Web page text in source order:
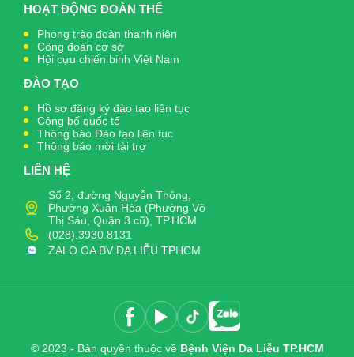
HOẠT ĐỘNG ĐOÀN THỂ
Phong trào đoàn thanh niên
Công đoàn cơ sở
Hội cựu chiến binh Việt Nam
ĐÀO TẠO
Hồ sơ đăng ký đào tạo liên tục
Công bố quốc tế
Thông báo Đào tạo liên tục
Thông báo mời tài trợ
LIÊN HỆ
Số 2, đường Nguyễn Thông,
Phường Xuân Hòa (Phường Võ
Thị Sáu, Quận 3 cũ), TP.HCM
(028).3930.8131
ZALO OA BV DA LIỄU TPHCM
© 2023 - Bản quyền thuộc về Bệnh Viện Da Liễu TP.HCM